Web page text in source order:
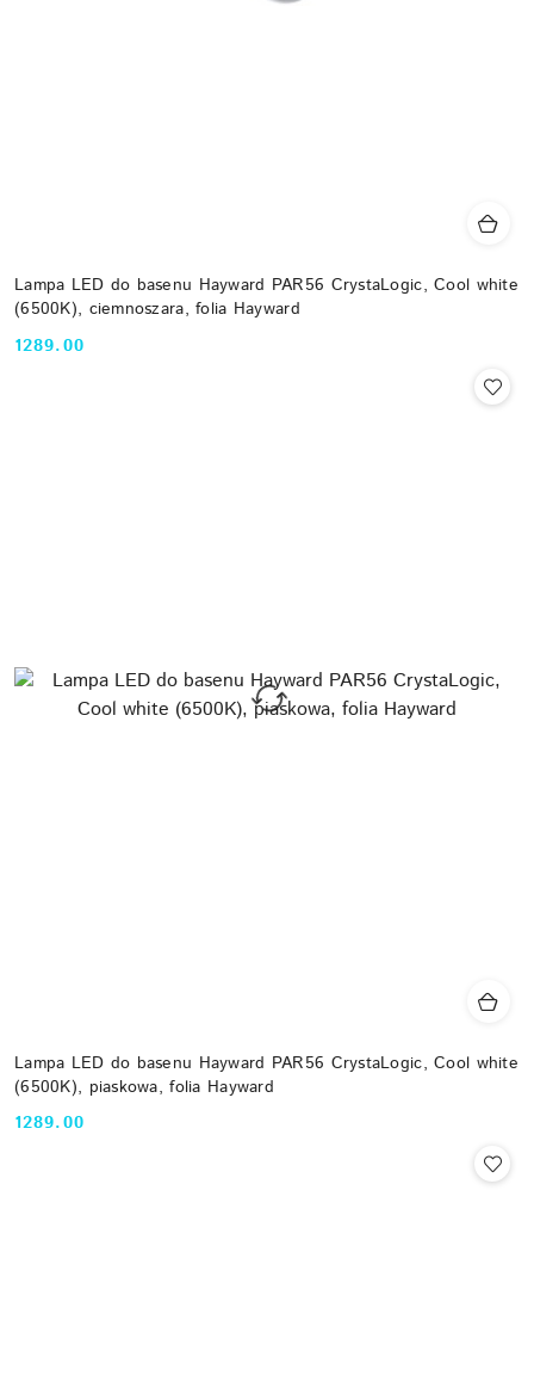
Lampa LED do basenu Hayward PAR56 CrystaLogic, Cool white
(6500K), ciemnoszara, folia Hayward
Cena:
1289.00
Lampa LED do basenu Hayward PAR56 CrystaLogic, Cool white
(6500K), piaskowa, folia Hayward
Cena:
1289.00